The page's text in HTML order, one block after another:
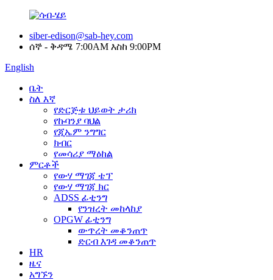
siber-edison@sab-hey.com
ሰኞ - ቅዳሜ 7:00AM እስከ 9:00PM
English
ቤት
ስለ እኛ
የድርጅቱ ህይወት ታሪክ
የኩባንያ ባህል
የጂኤም ንግግር
ክብር
የመሳሪያ ማዕከል
ምርቶች
የውሃ ማገጃ ቴፕ
የውሃ ማገጃ ክር
ADSS ፊቲንግ
የንዝረት መከላከያ
OPGW ፊቲንግ
ውጥረት መቆንጠጥ
ድርብ እገዳ መቆንጠጥ
HR
ዜና
አግኙን